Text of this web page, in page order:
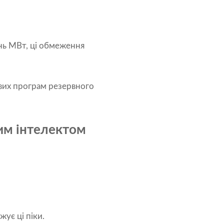
МВт, ці обмеження
програм резервного
інтелектом
ці піки.